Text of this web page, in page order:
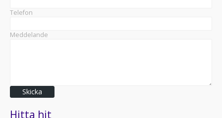
Telefon
Meddelande
Skicka
Hitta hit